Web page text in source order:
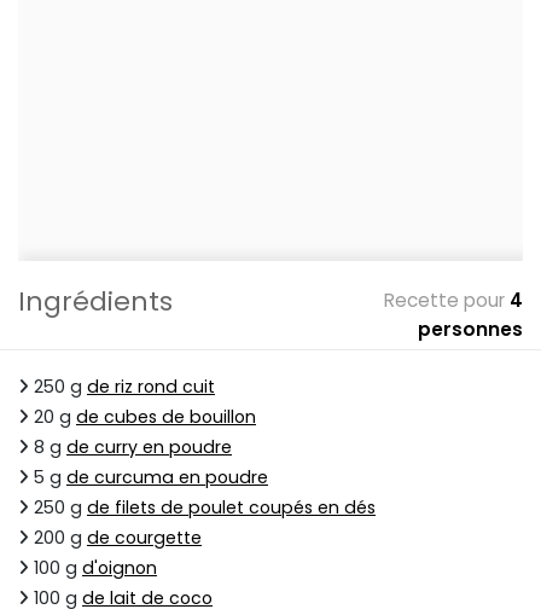
Ingrédients Recette pour 4
personnes
250 g de riz rond cuit
20 g de cubes de bouillon
8 g de curry en poudre
5 g de curcuma en poudre
250 g de filets de poulet coupés en dés
200 g de courgette
100 g d'oignon
100 g de lait de coco